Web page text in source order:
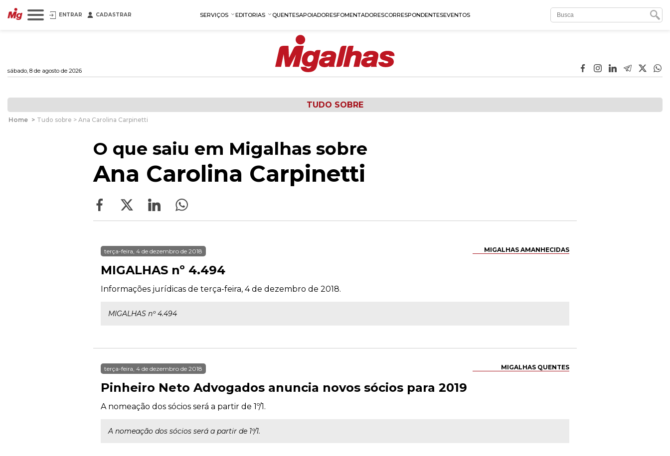
ENTRAR CADASTRAR SERVIÇOS EDITORIAS QUENTESAPOIADORESFOMENTADORESCORRESPONDENTESEVENTOS
sábado, 8 de agosto de 2026
TUDO SOBRE
Home > Tudo sobre > Ana Carolina Carpinetti
O que saiu em Migalhas sobre
Ana Carolina Carpinetti
MIGALHAS AMANHECIDAS
terça-feira, 4 de dezembro de 2018
MIGALHAS nº 4.494
Informações jurídicas de terça-feira, 4 de dezembro de 2018.
MIGALHAS nº 4.494
MIGALHAS QUENTES
terça-feira, 4 de dezembro de 2018
Pinheiro Neto Advogados anuncia novos sócios para 2019
A nomeação dos sócios será a partir de 1º/1.
A nomeação dos sócios será a partir de 1º/1.